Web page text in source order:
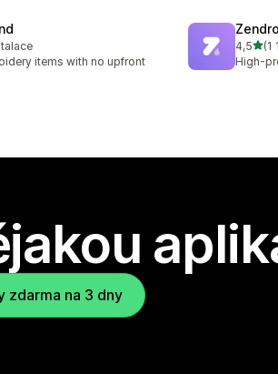
items with no upfront
4,5z 5(1
High-
zdarma na 3 dny